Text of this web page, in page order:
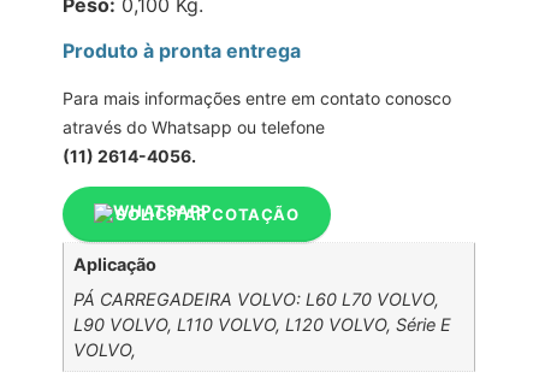
Peso: 0,100 Kg.
Produto à pronta entrega
Para mais informações entre em contato conosco
através do Whatsapp ou telefone
(11) 2614-4056.
SOLICITAR COTAÇÃO
Aplicação
PÁ CARREGADEIRA VOLVO: L60 L70 VOLVO,
L90 VOLVO, L110 VOLVO, L120 VOLVO, Série E
VOLVO,